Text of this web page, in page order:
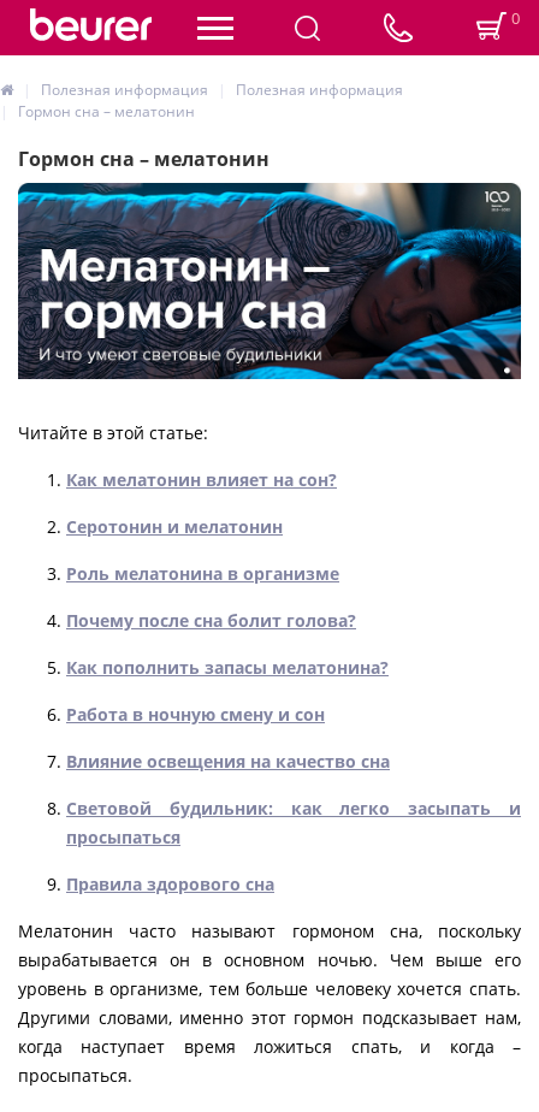
0
Полезная информация
Полезная информация
Гормон сна – мелатонин
Гормон сна – мелатонин
Читайте в этой статье:
Как мелатонин влияет на сон?
Серотонин и мелатонин
Роль мелатонина в организме
Почему после сна болит голова?
Как пополнить запасы мелатонина?
Работа в ночную смену и сон
Влияние освещения на качество сна
Световой будильник: как легко засыпать и
просыпаться
Правила здорового сна
Мелатонин часто называют гормоном сна, поскольку
вырабатывается он в основном ночью. Чем выше его
уровень в организме, тем больше человеку хочется спать.
Другими словами, именно этот гормон подсказывает нам,
когда наступает время ложиться спать, и когда –
просыпаться.